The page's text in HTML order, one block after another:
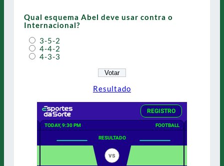
Qual esquema Abel deve usar contra o
Internacional?
3-5-2
4-4-2
4-3-3
Resultado